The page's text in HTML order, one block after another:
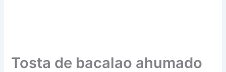
Tosta de bacalao ahumado